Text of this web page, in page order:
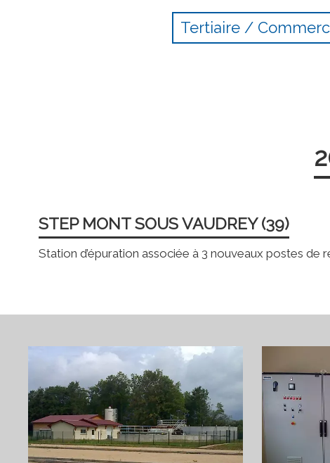
Tertiaire /
STEP MONT SOUS VAUDREY (39)
Station d’épuration associée à 3 nouveaux postes